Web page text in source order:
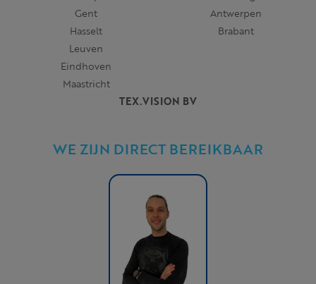
TEX.VISION BV
WE ZIJN DIRECT BEREIKBAAR
Gent
Hasselt
Leuven
Eindhoven
Maastricht
Antwerpen
Brabant